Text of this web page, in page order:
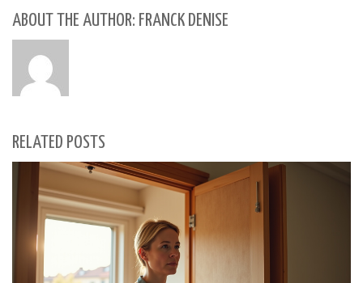
ABOUT THE AUTHOR: FRANCK DENISE
RELATED POSTS